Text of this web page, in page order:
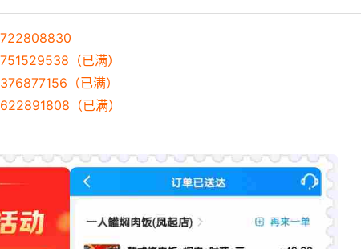
（已满）
（已满）
（已满）